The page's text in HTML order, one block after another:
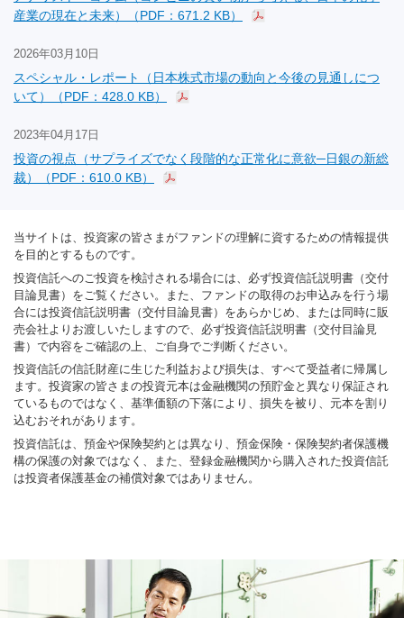
産業の現在と未来）（PDF：671.2 KB）
2026年03月10日
スペシャル・レポート（日本株式市場の動向と今後の見通しにつ
いて）（PDF：428.0 KB）
2023年04月17日
投資の視点（サプライズでなく段階的な正常化に意欲─日銀の新総
裁）（PDF：610.0 KB）
当サイトは、投資家の皆さまがファンドの理解に資するための情報提供
を目的とするものです。
投資信託へのご投資を検討される場合には、必ず投資信託説明書（交付
目論見書）をご覧ください。また、ファンドの取得のお申込みを行う場
合には投資信託説明書（交付目論見書）をあらかじめ、または同時に販
売会社よりお渡しいたしますので、必ず投資信託説明書（交付目論見
書）で内容をご確認の上、ご自身でご判断ください。
投資信託の信託財産に生じた利益および損失は、すべて受益者に帰属し
ます。投資家の皆さまの投資元本は金融機関の預貯金と異なり保証され
ているものではなく、基準価額の下落により、損失を被り、元本を割り
込むおそれがあります。
投資信託は、預金や保険契約とは異なり、預金保険・保険契約者保護機
構の保護の対象ではなく、また、登録金融機関から購入された投資信託
は投資者保護基金の補償対象ではありません。